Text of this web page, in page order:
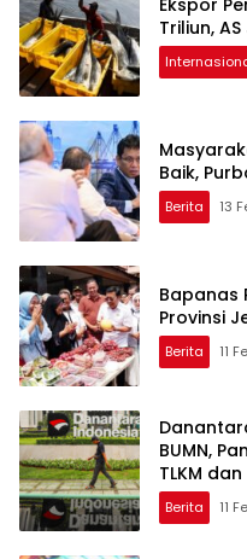
Triliun,
Baik,
Berita 13
Bapanas
Provinsi
Berita 11
BUMN,
TLKM dan
Berita 11